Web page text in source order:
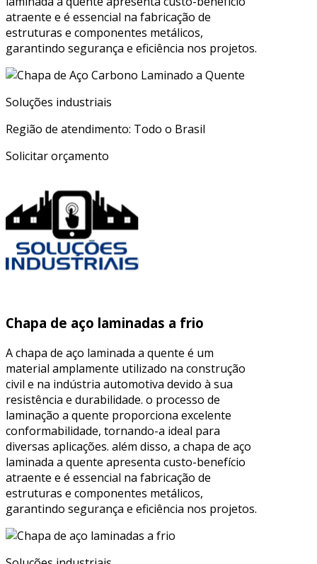
atraente e é essencial na fabricação de
estruturas e componentes metálicos,
garantindo segurança e eficiência nos projetos.
Soluções industriais
Região de atendimento: Todo o Brasil
Solicitar orçamento
Chapa de aço laminadas a frio
A chapa de aço laminada a quente é um
material amplamente utilizado na construção
civil e na indústria automotiva devido à sua
resistência e durabilidade. o processo de
laminação a quente proporciona excelente
conformabilidade, tornando-a ideal para
diversas aplicações. além disso, a chapa de aço
laminada a quente apresenta custo-benefício
atraente e é essencial na fabricação de
estruturas e componentes metálicos,
garantindo segurança e eficiência nos projetos.